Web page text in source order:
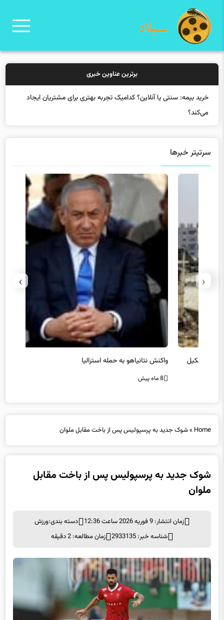
برترین عناوین خبری
خرید بیمه: سنتی یا آنلاین؟ کدامیک تجربه بهتری برای مشتریان ایجاد
می‌کند؟
سرتیتر خبرها
واکنش نتانیاهو به حمله استرالیا
‹
›
Home
»شوک جدید به پرسپولیس پس از باخت مقابل ملوان
شوک جدید به پرسپولیس پس از باخت مقابل
ملوان
زمان انتشار: 9 فوریه 2026 ساعت 12:36 دسته بندی:ورزش
شناسه خبر: 2933135
زمان مطالعه: 2 دقیقه